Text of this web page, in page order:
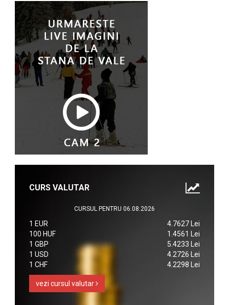
CURS VALUTAR
CURSUL PENTRU 06.08.2026
1 EUR
4.7627 Lei
100 HUF
1.4561 Lei
1 GBP
5.4233 Lei
1 USD
4.2726 Lei
1 CHF
4.2298 Lei
vezi cursul valutar